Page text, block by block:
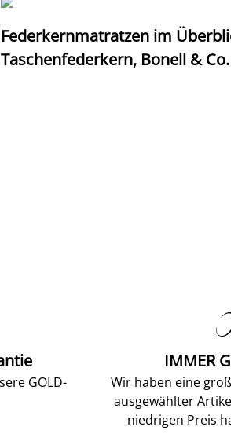
Federkernmatratzen im
Taschenfederkern, Bonell & Co.
GOLD-
IMMER
Wir haben eine
ausgewählter
niedrigen Preis